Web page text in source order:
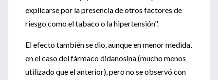
explicarse por la presencia de otros factores de
riesgo como el tabaco o la hipertensión".
El efecto también se dio, aunque en menor medida,
en el caso del fármaco didanosina (mucho menos
utilizado que el anterior), pero no se observó con